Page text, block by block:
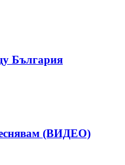
България
(ВИДЕО)